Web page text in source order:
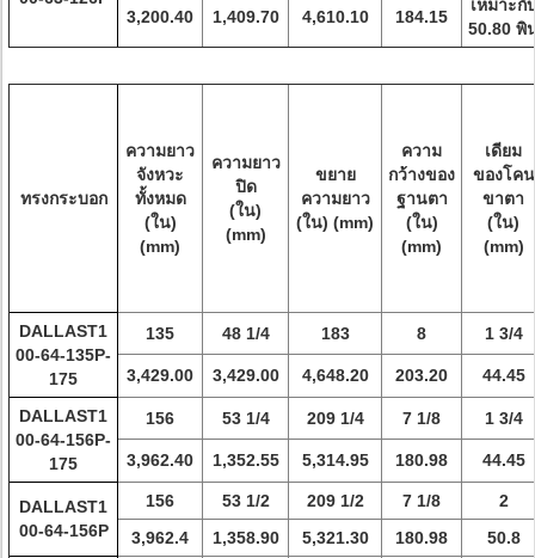
3,200.40
1,409.70 4,610.10 184.15
เหมาะกั
50.80 พิ
ทรงกระบอก
ความยาว
จังหวะ
ทั้งหมด
(ใน)
(mm)
ความยาว
ปิด
(ใน)
(mm)
ขยาย
ความยาว
(ใน) (mm)
ความ
กว้างของ
ฐานตา
(ใน)
(mm)
เดียม
ของโคน
ขาตา
(ใน)
(mm)
DALLAST1
00-64-135P-
175
135 48 1/4 183 8 1 3/4
3,429.00 3,429.00 4,648.20 203.20 44.45
DALLAST1
00-64-156P-
175
156 53 1/4 209 1/4 7 1/8 1 3/4
3,962.40 1,352.55 5,314.95 180.98 44.45
DALLAST1
00-64-156P
156 53 1/2 209 1/2 7 1/8
2
3,962.4
1,358.90 5,321.30 180.98 50.8